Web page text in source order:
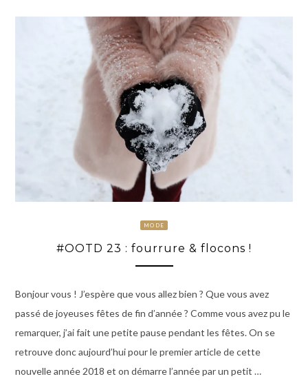
MODE
#OOTD 23 : fourrure & flocons !
Bonjour vous ! J’espère que vous allez bien ? Que vous avez
passé de joyeuses fêtes de fin d’année ? Comme vous avez pu le
remarquer, j’ai fait une petite pause pendant les fêtes. On se
retrouve donc aujourd’hui pour le premier article de cette
nouvelle année 2018 et on démarre l’année par un petit …